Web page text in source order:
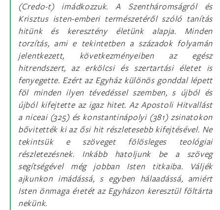
(Credo-t) imádkozzuk. A Szentháromságról és
Krisztus isten-emberi természetéről szóló tanítás
hitünk és keresztény életünk alapja. Minden
torzítás, ami e tekintetben a századok folyamán
jelentkezett, következményeiben az egész
hitrendszert, az erkölcsi és szertartási életet is
fenyegette. Ezért az Egyház különös gonddal lépett
föl minden ilyen tévedéssel szemben, s újból és
újból kifejtette az igaz hitet. Az Apostoli Hitvallást
a niceai (325) és konstantinápolyi (381) zsinatokon
bővitették ki az ősi hit részletesebb kifejtésével. Ne
tekintsük e szöveget fölösleges teológiai
részletezésnek. Inkább hatoljunk be a szöveg
segítségével még jobban Isten titkaiba. Váljék
ajkunkon imádássá, s egyben hálaadássá, amiért
Isten önmaga é1etét az Egyházon keresztül föltárta
nekünk.